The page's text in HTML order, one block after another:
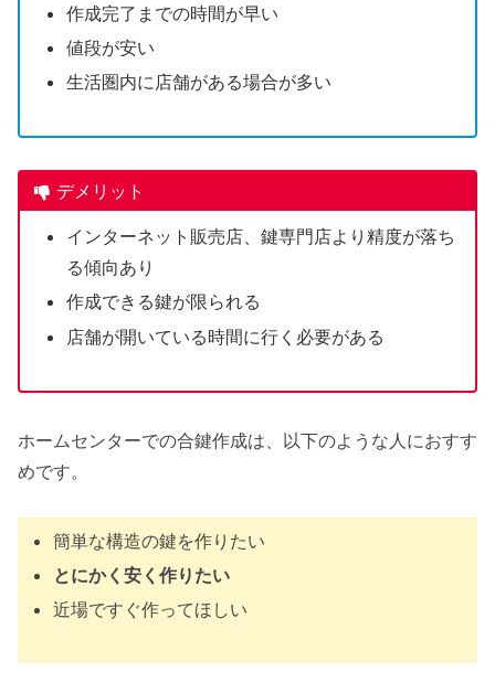
作成完了までの時間が早い
値段が安い
生活圏内に店舗がある場合が多い
デメリット
インターネット販売店、鍵専門店より精度が落ち
る傾向あり
作成できる鍵が限られる
店舗が開いている時間に行く必要がある
ホームセンターでの合鍵作成は、以下のような人におすす
めです。
簡単な構造の鍵を作りたい
とにかく安く作りたい
近場ですぐ作ってほしい